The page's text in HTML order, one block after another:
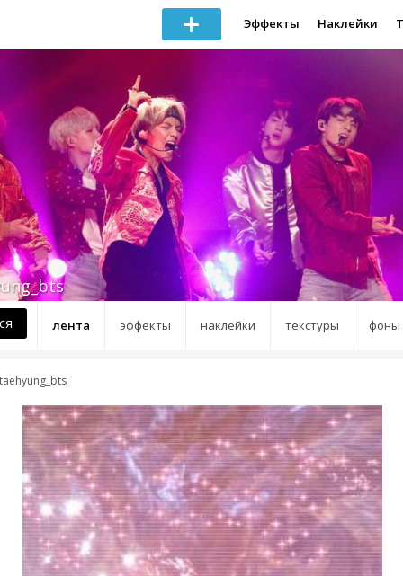
Эффекты Наклейки
лента эффекты наклейки текстуры фоны